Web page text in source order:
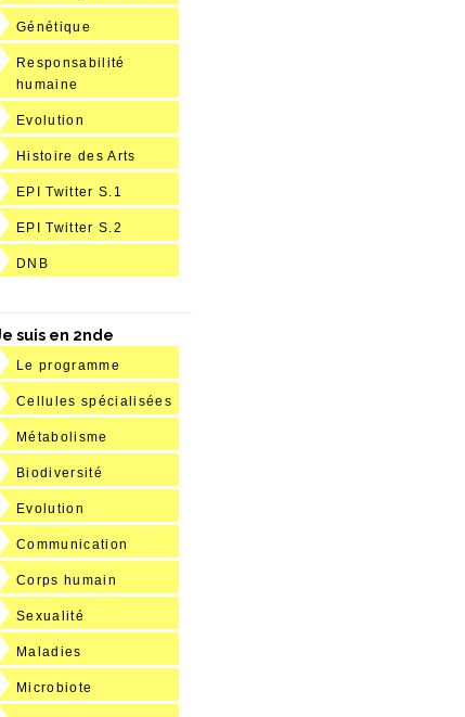
Génétique
Responsabilité
humaine
Evolution
Histoire des Arts
EPI Twitter S.1
EPI Twitter S.2
DNB
suis en 2nde
Le programme
Cellules spécialisées
Métabolisme
Biodiversité
Evolution
Communication
Corps humain
Sexualité
Maladies
Microbiote